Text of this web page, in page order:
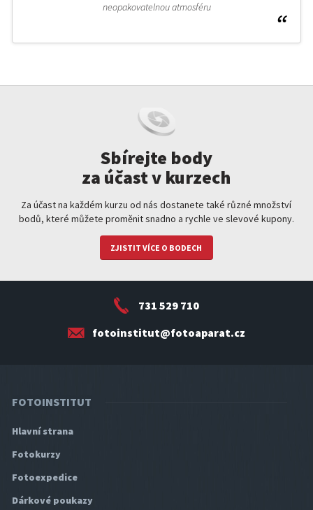
neopakovatelnou atmosféru
Sbírejte body
za účast v kurzech
Za účast na každém kurzu od nás dostanete také různé množství
bodů, které můžete proměnit snadno a rychle ve slevové kupony.
ZJISTIT VÍCE O BODECH
731 529 710
fotoinstitut@fotoaparat.cz
FOTOINSTITUT
Hlavní strana
Fotokurzy
Fotoexpedice
Dárkové poukazy